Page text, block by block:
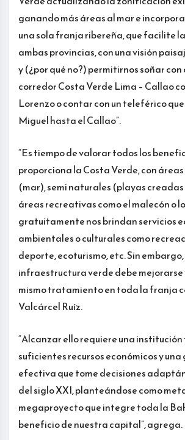
ganando más áreas al mar e
una sola franja ribereña, que facilite
ambas provincias, con una visión
y (¿por qué no?) permitirnos soñar
corredor Costa Verde Lima – Callao
Lorenzo o contar con un teleférico
Miguel hasta el Callao”.
“Es tiempo de valorar todos los
proporciona la Costa Verde, con
(mar), semi naturales (playas
áreas recreativas como el malecón o
gratuitamente nos brindan servicios
ambientales o culturales como
deporte, ecoturismo, etc. Sin
infraestructura verde debe mejorarse
mismo tratamiento en toda la franja
Valcárcel Ruíz.
“Alcanzar ello requiere una
suficientes recursos económicos y
efectiva que tome decisiones
del siglo XXI, planteándose como
megaproyecto que integre toda la
beneficio de nuestra capital”, agrega.